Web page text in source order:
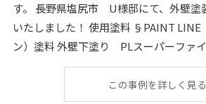
す。 長野県塩尻市 U様邸にて、外壁塗装・屋根塗装が完工
いたしました！ 使用塗料 §PAINT LINE（ペイント ライ
ン）塗料 外壁下塗り PLスーパーファインベース （１液水
性合成樹脂系微弾性フ
この事例を詳しく見る